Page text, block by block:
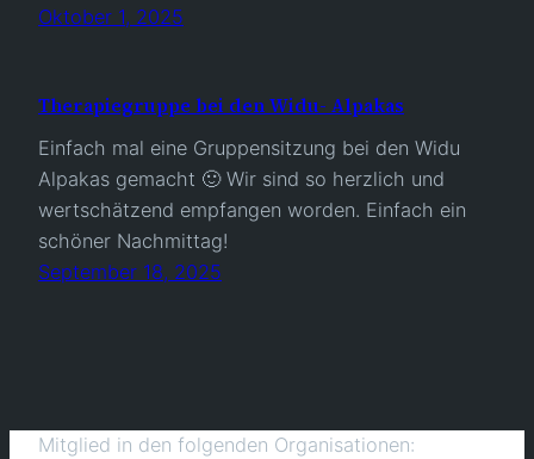
Oktober 1, 2025
Therapiegruppe bei den Widu- Alpakas
Einfach mal eine Gruppensitzung bei den Widu
Alpakas gemacht 🙂 Wir sind so herzlich und
wertschätzend empfangen worden. Einfach ein
schöner Nachmittag!
September 18, 2025
Mitglied in den folgenden Organisationen: